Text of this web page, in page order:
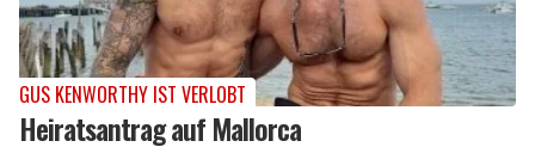
GUS KENWORTHY IST VERLOBT
Heiratsantrag auf Mallorca